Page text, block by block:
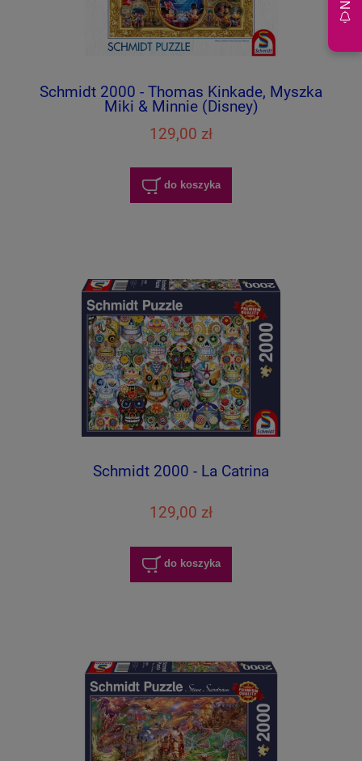
Schmidt 2000 - Thomas Kinkade, Myszka
Miki & Minnie (Disney)
129,00 zł
do koszyka
Schmidt 2000 - La Catrina
129,00 zł
do koszyka